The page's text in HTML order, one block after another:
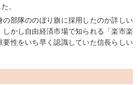
。
部隊ののぼり旗に採用したのか詳しい
しかし自由経済市場で知られる「楽市楽
要性をいち早く認識していた信長らしい